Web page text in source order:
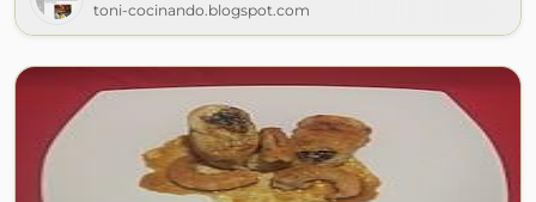
toni-cocinando.blogspot.com